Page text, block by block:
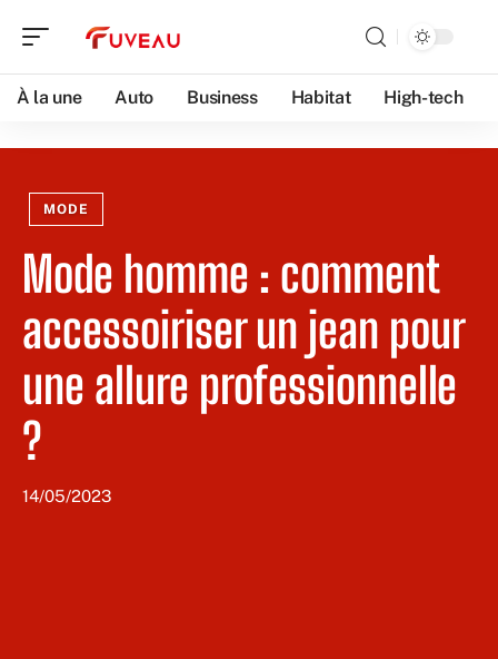
À la une Auto Business Habitat High-tech
MODE
Mode homme : comment
accessoiriser un jean pour
une allure professionnelle
?
14/05/2023